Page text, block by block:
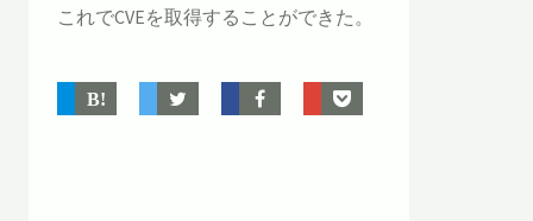
これでCVEを取得することができた。